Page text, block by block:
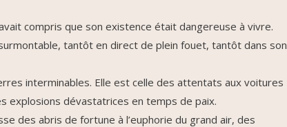
compris que son existence était dangereuse à vivre.
tantôt en direct de plein fouet, tantôt dans son
interminables. Elle est celle des attentats aux voitures
explosions dévastatrices en temps de paix.
des abris de fortune à l’euphorie du grand air, des